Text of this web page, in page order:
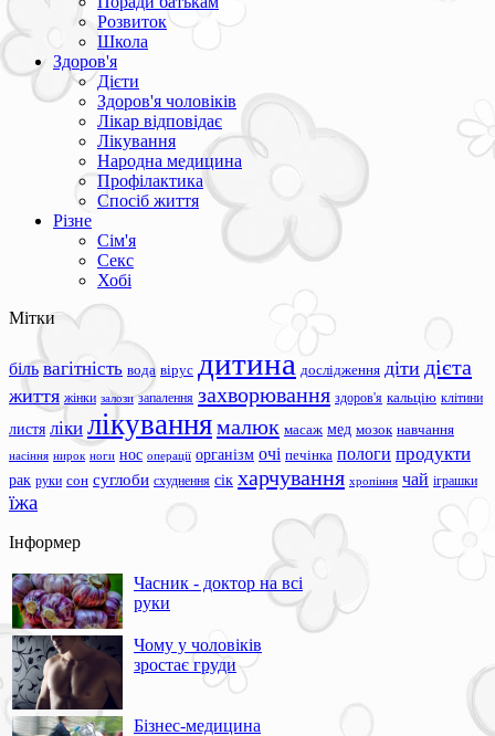
Розвиток
Школа
Здоров'я
Дієти
Здоров'я чоловіків
Лікар відповідає
Лікування
Народна медицина
Профілактика
Спосіб життя
Різне
Сім'я
Секс
Хобі
Мітки
біль вагітність вода вірус дитина дослідження діти дієта
життя жінки залози запалення захворювання здоров'я кальцію клітини
листя ліки лікуваннямалюк масаж мед мозок навчання
насіння нирок ноги нос операції організм очі печінка пологи продукти
рак руки сон суглоби схуднення сік харчування хропіння чай іграшки
їжа
Інформер
Часник - доктор на всі
руки
Чому у чоловіків
зростає груди
Бізнес-медицина